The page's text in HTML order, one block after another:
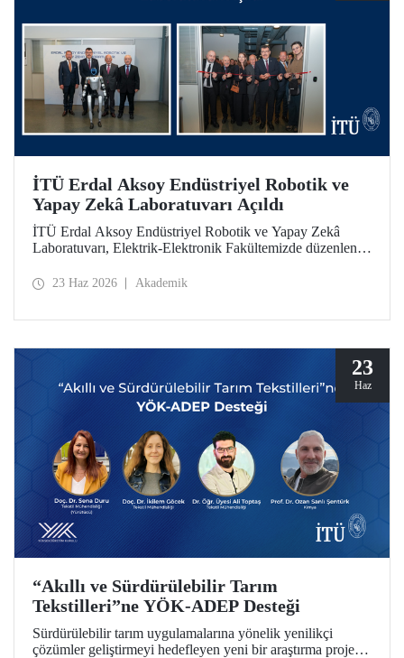
İTÜ Erdal Aksoy Endüstriyel Robotik ve
Yapay Zekâ Laboratuvarı Açıldı
İTÜ Erdal Aksoy Endüstriyel Robotik ve Yapay Zekâ
Laboratuvarı, Elektrik-Elektronik Fakültemizde düzenlenen
23 Haz 2026 Akademik
23
Haz
“Akıllı ve Sürdürülebilir Tarım
Tekstilleri”ne YÖK-ADEP Desteği
Sürdürülebilir tarım uygulamalarına yönelik yenilikçi
çözümler geliştirmeyi hedefleyen yeni bir araştırma projesi,